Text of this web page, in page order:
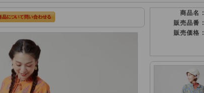
商品名 :
販売品番 :
販売価格 :